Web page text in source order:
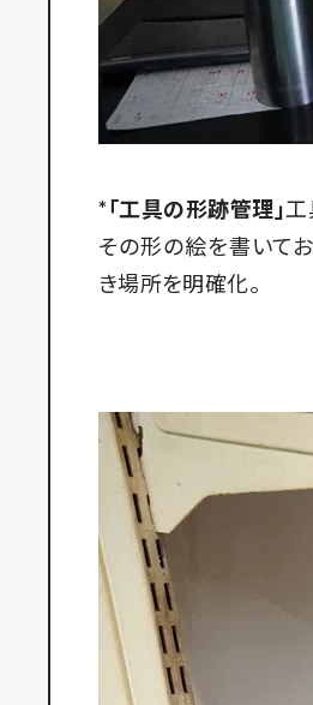
*「工具の形跡管理」工
その形の絵を書いてお
き場所を明確化。